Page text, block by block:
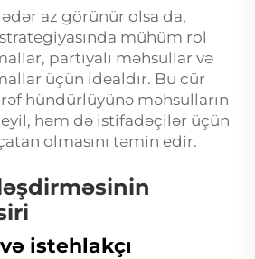
az görünür olsa da,
mühüm rol
partiyalı məhsullar və
üçün idealdır. Bu cür
hündürlüyünə məhsulların
həm də istifadəçilər üçün
olmasını təmin edir.
istehlakçı